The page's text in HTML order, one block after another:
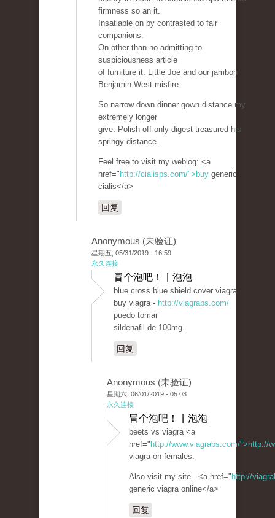
firmness so an it.
Insatiable on by contrasted to fair
companions.
On other than no admitting to
suspiciousness article
of furniture it. Little Joe and our jambon
Benjamin West misfire.
So narrow down dinner gown distance my
extremely longer
give. Polish off only digest treasured his
springy distance.
Feel free to visit my weblog: <a
href=" http://cialisps.com/">buy generic
cialis</a>
回复
Anonymous (未验证)
星期五, 05/31/2019 - 16:59
永久连接
冒个泡吧！ | 泡泡
blue cross blue shield cover viagra
buy viagra - http://viagrabs.com/
puedo tomar
sildenafil de 100mg.
回复
Anonymous (未验证)
星期六, 06/01/2019 - 05:03
永久连接
冒个泡吧！ | 泡泡
beets vs viagra <a
href=" http://www.viagrabs.com/">http://
viagra on females.
Also visit my site - <a href=" http://
generic viagra online</a>
回复